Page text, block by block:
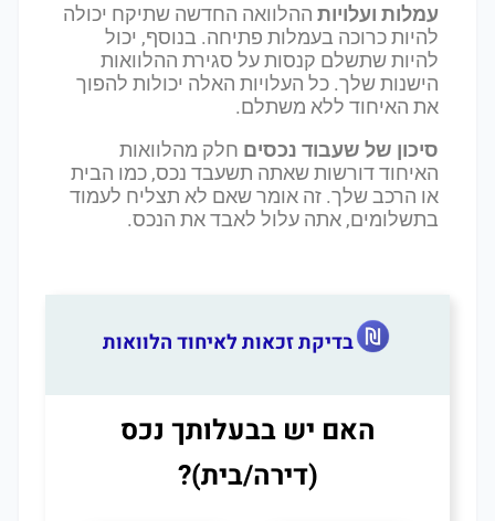
עמלות ועלויות ההלוואה החדשה שתיקח יכולה
להיות כרוכה בעמלות פתיחה. בנוסף, יכול
להיות שתשלם קנסות על סגירת ההלוואות
הישנות שלך. כל העלויות האלה יכולות להפוך
את האיחוד ללא משתלם.
סיכון של שעבוד נכסים חלק מהלוואות
האיחוד דורשות שאתה תשעבד נכס, כמו הבית
או הרכב שלך. זה אומר שאם לא תצליח לעמוד
בתשלומים, אתה עלול לאבד את הנכס.
בדיקת זכאות לאיחוד הלוואות
האם יש בבעלותך נכס
(דירה/בית)?